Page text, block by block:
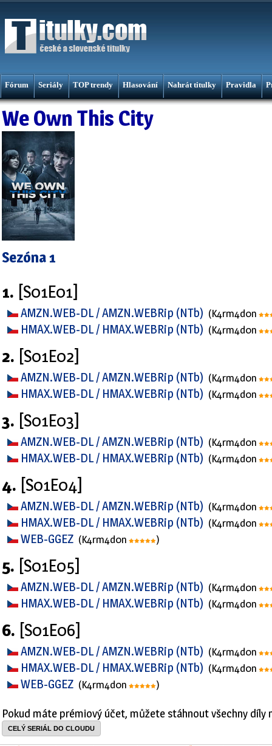
Fórum Seriály TOP trendy Hlasování Nahrát titulky Pravidla
We Own This City
Sezóna 1
1. [S01E01]
AMZN.WEB-DL / AMZN.WEBRip (NTb) (K4rm4d0n
HMAX.WEB-DL / HMAX.WEBRip (NTb) (K4rm4d0n
2. [S01E02]
AMZN.WEB-DL / AMZN.WEBRip (NTb) (K4rm4d0n
HMAX.WEB-DL / HMAX.WEBRip (NTb) (K4rm4d0n
3. [S01E03]
AMZN.WEB-DL / AMZN.WEBRip (NTb) (K4rm4d0n
HMAX.WEB-DL / HMAX.WEBRip (NTb) (K4rm4d0n
4. [S01E04]
AMZN.WEB-DL / AMZN.WEBRip (NTb) (K4rm4d0n
HMAX.WEB-DL / HMAX.WEBRip (NTb) (K4rm4d0n
WEB-GGEZ (K4rm4d0n )
5. [S01E05]
AMZN.WEB-DL / AMZN.WEBRip (NTb) (K4rm4d0n
HMAX.WEB-DL / HMAX.WEBRip (NTb) (K4rm4d0n
6. [S01E06]
AMZN.WEB-DL / AMZN.WEBRip (NTb) (K4rm4d0n
HMAX.WEB-DL / HMAX.WEBRip (NTb) (K4rm4d0n
WEB-GGEZ (K4rm4d0n )
Pokud máte prémiový účet, můžete stáhnout všechny díly
CELÝ SERIÁL DO CLOUDU